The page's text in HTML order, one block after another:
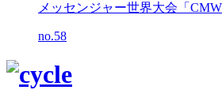
メッセンジャー世界大会「
no.58